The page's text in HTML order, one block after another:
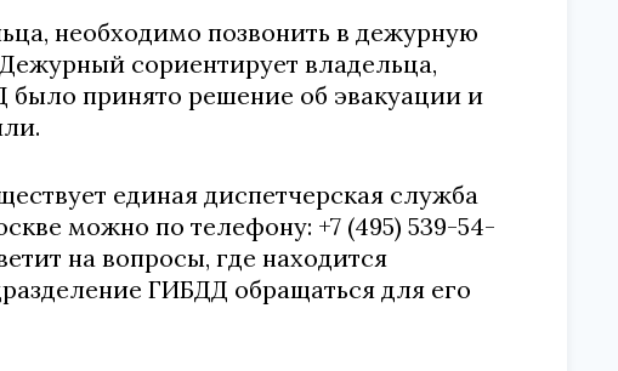
необходимо позвонить в дежурную
сориентирует владельца,
было принято решение об эвакуации и
единая диспетчерская служба
можно по телефону: +7 (495) 539-54-
на вопросы, где находится
ГИБДД обращаться для его